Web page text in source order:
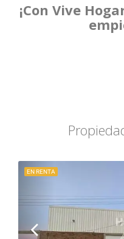
¡Con Vive
EN RENTA